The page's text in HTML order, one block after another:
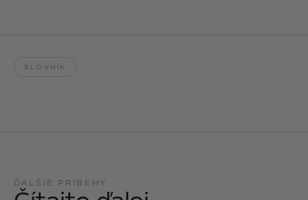
SLOVNÍK
ĎALŠIE PRÍBEHY
Hair & Body Mist
CASHMERE